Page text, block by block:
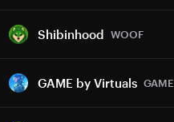
Shibinhood WOOF
GAME by Virtuals GAME